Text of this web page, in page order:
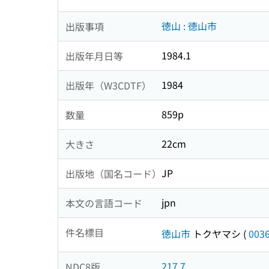
出版事項 徳山 : 徳山市
出版年月日等 1984.1
出版年（W3CDTF） 1984
数量 859p
大きさ 22cm
出版地（国名コード） JP
本文の言語コード jpn
件名標目 徳山市 トクヤマシ (
217.7